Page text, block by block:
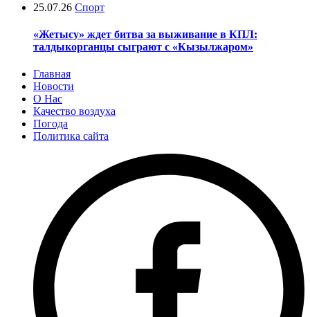
25.07.26 Спорт
«Жетысу» ждет битва за выживание в КПЛ:
талдыкорганцы сыграют с «Кызылжаром»
Главная
Новости
О Нас
Качество воздуха
Погода
Политика сайта